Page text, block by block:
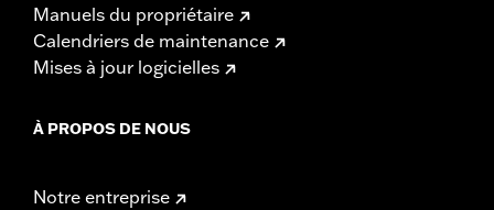
Manuels du propriétaire
Calendriers de maintenance
Mises à jour logicielles
À PROPOS DE NOUS
Notre entreprise